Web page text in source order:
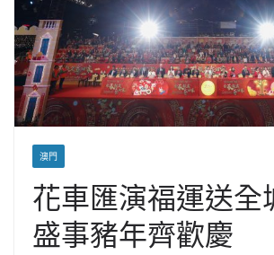
澳門
花車匯演福運送全
盛事豬年齊歡慶